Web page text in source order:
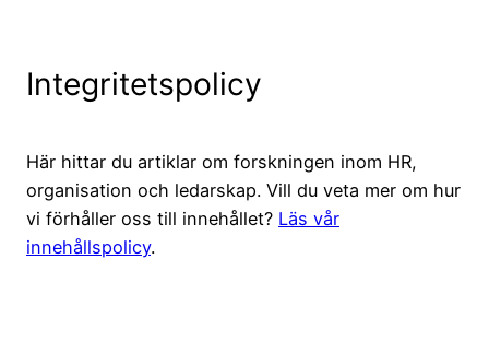
Integritetspolicy
Här hittar du artiklar om forskningen inom HR,
organisation och ledarskap. Vill du veta mer om hur
vi förhåller oss till innehållet? Läs vår
innehållspolicy.